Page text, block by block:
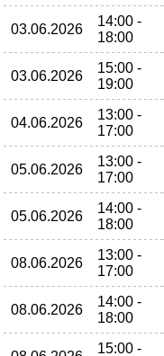
03.06.2026
14:00 -
18:00
03.06.2026
15:00 -
19:00
04.06.2026
13:00 -
17:00
05.06.2026
13:00 -
17:00
05.06.2026
14:00 -
18:00
08.06.2026
13:00 -
17:00
08.06.2026
14:00 -
18:00
15:00 -